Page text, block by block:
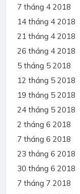
7 tháng 4 2018
14 tháng 4 2018
21 tháng 4 2018
26 tháng 4 2018
5 tháng 5 2018
12 tháng 5 2018
19 tháng 5 2018
24 tháng 5 2018
2 tháng 6 2018
7 tháng 6 2018
23 tháng 6 2018
30 tháng 6 2018
7 tháng 7 2018